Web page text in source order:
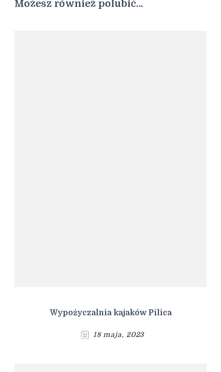
Możesz również polubić…
Wypożyczalnia kajaków Pilica
18 maja, 2023